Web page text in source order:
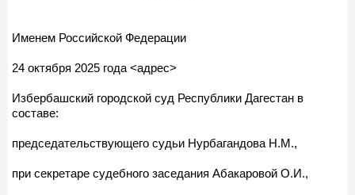
Именем Российской Федерации
24 октября 2025 года <адрес>
Избербашский городской суд Республики Дагестан в
составе:
председательствующего судьи Нурбагандова Н.М.,
при секретаре судебного заседания Абакаровой О.И.,